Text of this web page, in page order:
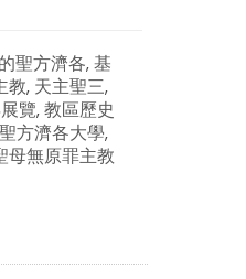
聖方濟各, 基
教, 天主聖三,
覽, 教區歷史
聖方濟各大學,
母無原罪主教